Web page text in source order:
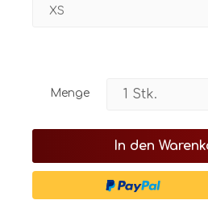
Menge
In den